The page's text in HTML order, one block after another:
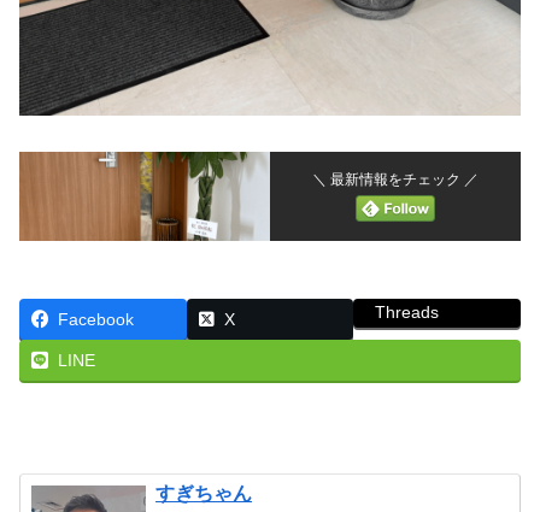
＼ 最新情報をチェック ／
Facebook X Threads
LINE
すぎちゃん